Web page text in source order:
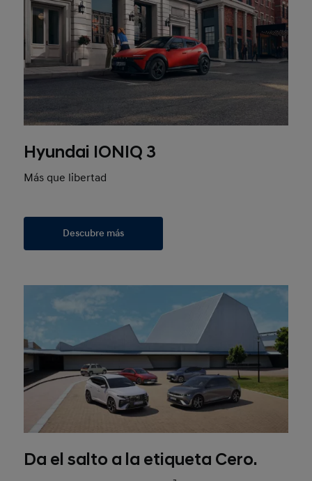
Hyundai IONIQ 3
Más que libertad
Descubre más
Da el salto a la etiqueta Cero.